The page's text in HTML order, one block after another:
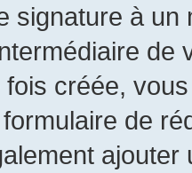
signature à un
fois créée,
de